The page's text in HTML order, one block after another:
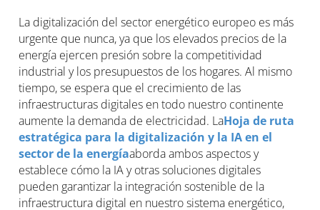
La digitalización del sector energético europeo es más
urgente que nunca, ya que los elevados precios de la
energía ejercen presión sobre la competitividad
industrial y los presupuestos de los hogares. Al mismo
tiempo, se espera que el crecimiento de las
infraestructuras digitales en todo nuestro continente
aumente la demanda de electricidad. LaHoja de ruta
estratégica para la digitalización y la IA en el
sector de la energíaaborda ambos aspectos y
establece cómo la IA y otras soluciones digitales
pueden garantizar la integración sostenible de la
infraestructura digital en nuestro sistema energético,